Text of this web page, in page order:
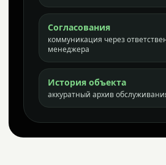
Согласования
коммуникация через
менеджера
История объекта
аккуратный архив